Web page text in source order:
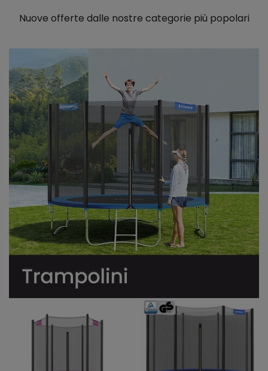
Nuove offerte dalle nostre categorie più popolari